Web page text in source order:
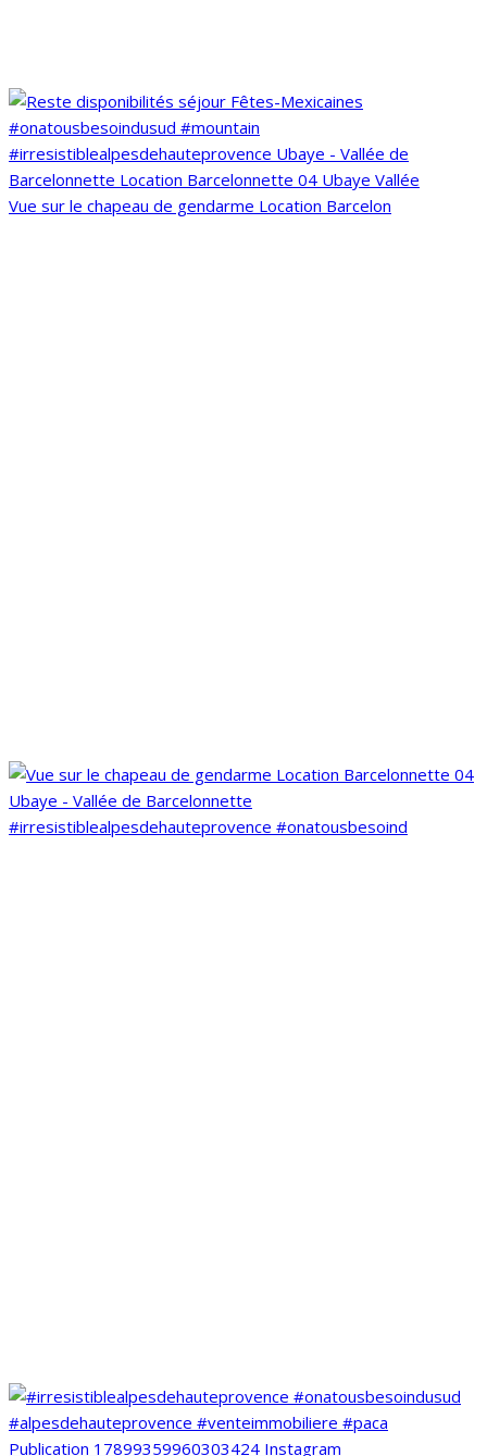
Vue sur le chapeau de gendarme Location Barcelon
#irresistiblealpesdehauteprovence #onatousbesoind
Publication 17899359960303424 Instagram